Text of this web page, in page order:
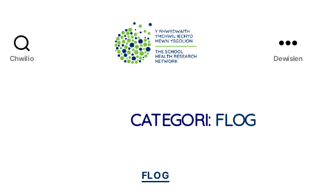
Chwilio
Research
Network
Dewislen
CATEGORI: FLOG
Categorïau
FLOG